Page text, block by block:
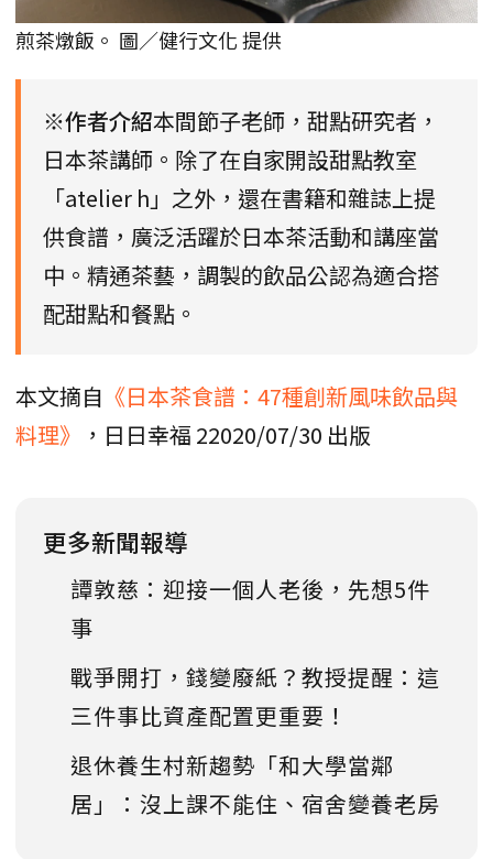
煎茶燉飯。 圖／健行文化 提供
※作者介紹本間節子老師，甜點研究者，
日本茶講師。除了在自家開設甜點教室
「atelier h」之外，還在書籍和雜誌上提
供食譜，廣泛活躍於日本茶活動和講座當
中。精通茶藝，調製的飲品公認為適合搭
配甜點和餐點。
本文摘自 《日本茶食譜：47種創新風味飲品與
料理》
，日日幸福 22020/07/30 出版
更多新聞報導
譚敦慈：迎接一個人老後，先想5件
事
戰爭開打，錢變廢紙？教授提醒：這
三件事比資產配置更重要！
退休養生村新趨勢「和大學當鄰
居」：沒上課不能住、宿舍變養老房